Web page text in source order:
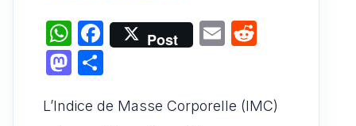
W
h
at
s
F
a
e
Post
E
l
di
M
st ta
L’Indice de Masse Corporelle (IMC)